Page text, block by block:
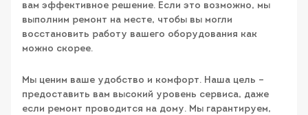
вам эффективное решение. Если это возможно, мы
выполним ремонт на месте, чтобы вы могли
восстановить работу вашего оборудования как
можно скорее.
Мы ценим ваше удобство и комфорт. Наша цель –
предоставить вам высокий уровень сервиса, даже
если ремонт проводится на дому. Мы гарантируем,